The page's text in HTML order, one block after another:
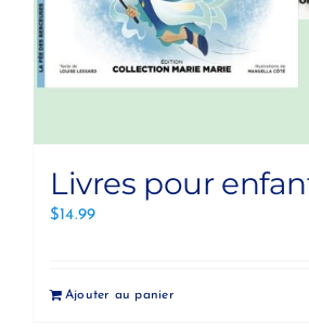
Livres pour
$14.99
Ajouter au panier